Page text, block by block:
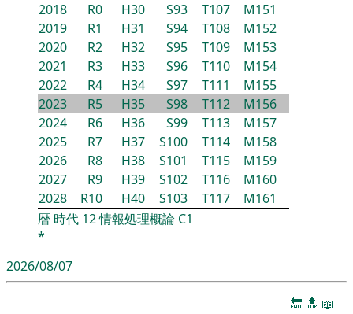
2018
R0 H30 S93 T107
M151
2019
R1 H31 S94 T108
M152
2020
R2 H32 S95 T109
M153
2021
R3 H33 S96 T110
M154
2022
R4 H34 S97 T111
M155
2023
R5 H35 S98 T112
M156
2024
R6 H36 S99 T113
M157
2025
R7 H37 S100 T114
M158
2026
R8 H38 S101 T115
M159
2027
R9 H39 S102 T116
M160
2028
R10 H40 S103 T117
M161
暦 時代 12情報処理概論 C1
*
2026/08/07
🔚 🔝 📖